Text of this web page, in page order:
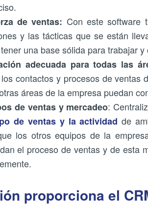
de ventas: Con este software
y las tácticas que se están
una base sólida para trabajar
adecuada para todas las
contactos y procesos de ventas
áreas de la empresa puedan
de ventas y mercadeo:
de ventas y la actividadde
los otros equipos de la
el proceso de ventas y de esta
proporciona el